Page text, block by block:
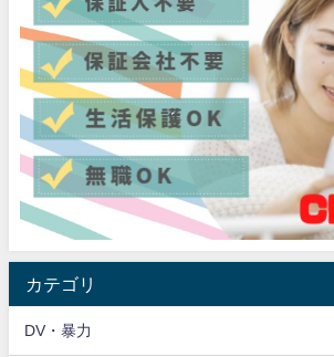
カテゴリ
DV・暴力